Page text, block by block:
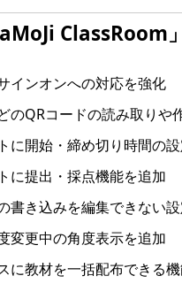
ClassRoom
インオンへの対応を強化
のQRコードの読み取りや
に開始・締め切り時間の
に提出・採点機能を追加
書き込みを編集できない
変更中の角度表示を追加
に教材を一括配布できる